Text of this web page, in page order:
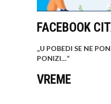
FACEBOOK
„U POBEDI SE NE
PONIZI…“
VREME